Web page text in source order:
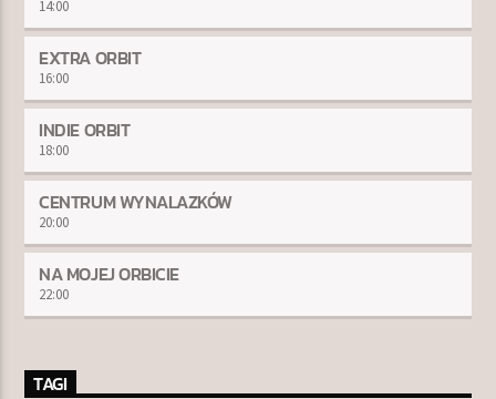
14:00
EXTRA ORBIT
16:00
INDIE ORBIT
18:00
CENTRUM WYNALAZKÓW
20:00
NA MOJEJ ORBICIE
22:00
TAGI